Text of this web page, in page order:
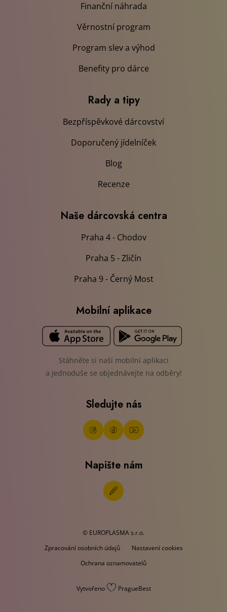
Finanční náhrada
Věrnostní program
Program slev a výhod
Benefity pro dárce
Rady a tipy
Bezpříspěvkové dárcovství
Doporučený jídelníček
Blog
Recenze
Naše dárcovská centra
Praha 4 - Chodov
Praha 5 - Zličín
Praha 9 - Černý Most
Mobilní aplikace
Stáhněte si naší mobilní aplikaci
a jednoduše se objednávejte na odběry!
Sledujte nás
Napište nám
© EUROPLASMA s.r.o.
Zpracování osobních údajů
Nastavení cookies
Ochrana oznamovatelů
Vytvořeno PragueBest